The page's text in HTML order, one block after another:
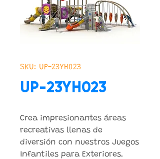
SKU: UP-23YH023
UP-23YH023
Crea impresionantes áreas
recreativas llenas de
diversión con nuestros Juegos
Infantiles para Exteriores.